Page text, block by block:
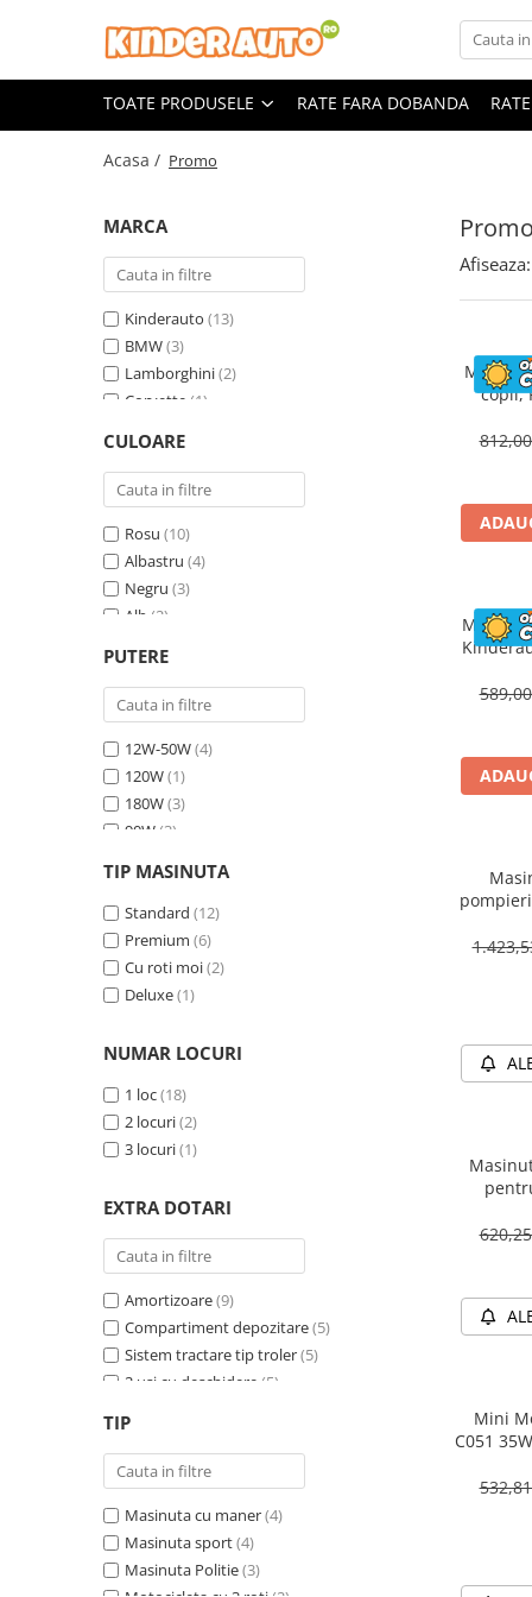
Toate Produsele
Produse in stoc
Masinute electrice
ATV & UTV Electrice
Vehicule electrice adulti
Vehicule speciale copii
Motociclete Drift-Trike
Masinute electrice Mercedes
Masinute electrice tip SUV
Piese & Accesorii
Jucarii RC cu telecomanda
TOATE PRODUSELE RATE FARA DOBANDA
Acasa / Promo
Promo
MARCA
Kinderauto (13)
BMW(3)
Lamborghini(2)
Corvette (1)
Mercedes
CULOARE
Rosu (10)
Albastru (4)
Negru (3)
Alb (2)
Galben
PUTERE
12W-50W(4)
120W(1)
180W(3)
90W (3)
30W (1)
60W(2)
TIP MASINUTA
Standard (12)
Premium (6)
Cu roti moi(2)
Deluxe(1)
NUMAR LOCURI
1 loc(18)
2 locuri(2)
3 locuri(1)
EXTRA DOTARI
Amortizoare(9)
Compartiment depozitare(5)
Sistem tractare tip troler(5)
2 usi cu deschidere (5)
Schimbator viteza
Bluetooth(4)
Baterie detasabila(3)
Megafon (2)
4X4 (2)
TIP
Masinuta cu maner(4)
Masinuta sport(4)
Masinuta Politie(3)
Afiseaza:
copii,
Mini
C051